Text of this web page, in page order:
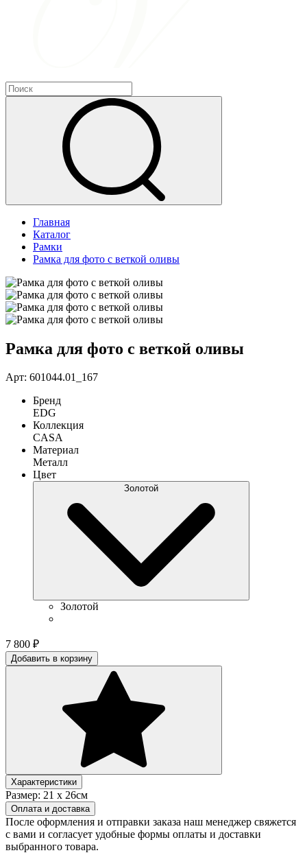
Главная
Каталог
Рамки
Рамка для фото с веткой оливы
Рамка для фото с веткой оливы
Арт: 601044.01_167
Бренд
EDG
Коллекция
CASA
Материал
Металл
Цвет
Золотой
Золотой
7 800 ₽
Добавить в корзину
Характеристики
Размер: 21 х 26см
Оплата и доставка
После оформления и отправки заказа наш менеджер свяжется
с вами и согласует удобные формы оплаты и доставки
выбранного товара.